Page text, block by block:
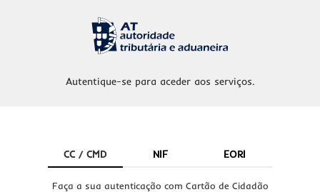
Autentique-se para aceder aos serviços.
CC / CMD NIF EORI
Faça a sua autenticação com Cartão de Cidadão